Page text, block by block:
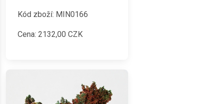
Kód zboží: MIN0166
Cena: 2132,00 CZK